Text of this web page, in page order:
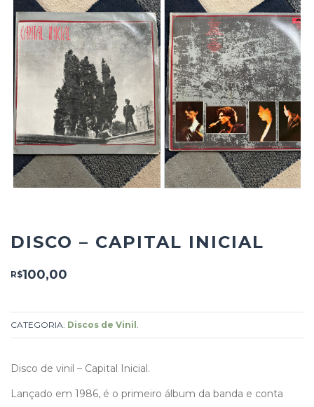
DISCO – CAPITAL INICIAL
R$100,00
CATEGORIA: Discos de Vinil
Disco de vinil – Capital Inicial.
Lançado em 1986, é o primeiro álbum da banda e conta